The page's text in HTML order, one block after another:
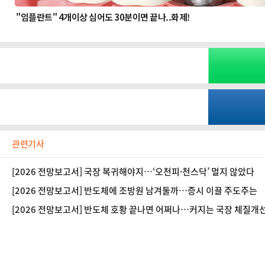
관련기사
[2026 전망보고서] 국장 복귀해야지…‘오천피·천스닥’ 멀지 않았다
[2026 전망보고서] 반도체에 조방원 남겨둘까…증시 이끌 주도주는
[2026 전망보고서] 반도체 호황 끝나면 어쩌나…커지는 국장 체질개